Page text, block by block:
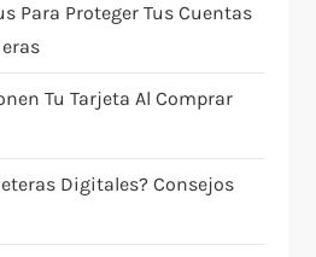
Para Proteger Tus Cuentas
Tu Tarjeta Al Comprar
Digitales? Consejos